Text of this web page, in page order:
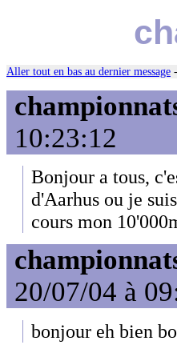
Aller tout en bas au dernier message -
10:23:12
Bonjour a tous,
d'Aarhus ou je
cours mon
20/07/04 à
bonjour eh bien